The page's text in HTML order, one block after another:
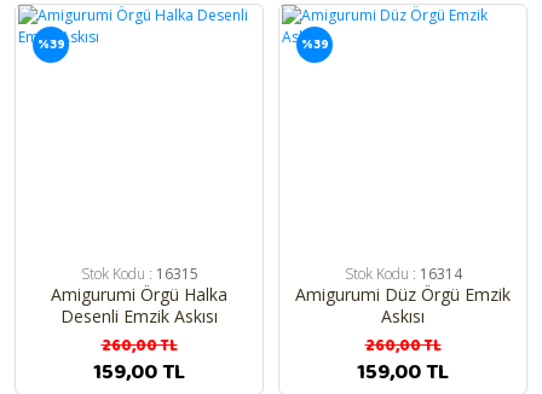
%39
Stok Kodu : 16315
Amigurumi Örgü Halka
Desenli Emzik Askısı
260,00 TL
159,00 TL
%39
Stok Kodu : 16314
Amigurumi Düz Örgü Emzik
Askısı
260,00 TL
159,00 TL